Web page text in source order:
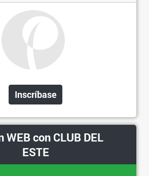
Inscríbase
WEB con CLUB DEL
ESTE